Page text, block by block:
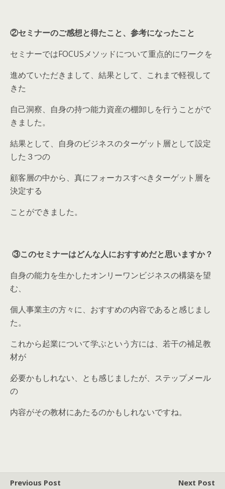
②セミナーのご感想と得たこと、参考になったこと
セミナーではFOCUSメソッドについて重点的にワークを
進めていただきまして、結果として、これまで軽視して
きた
自己洞察、自身の持つ能力資産の棚卸しを行うことがで
きました。
結果として、自身のビジネスのターゲット層として設定
した３つの
顧客層の中から、真にフォーカスすべきターゲット層を
決定する
ことができました。
③このセミナーはどんな人におすすめだと思いますか？
自身の能力を生かしたオンリーワンビジネスの構築を望
む、
個人事業主の方々に、おすすめの内容であると感じまし
た。
これから起業について学ぶという方には、若干の補足教
材が
必要かもしれない、とも感じましたが、ステップメール
の
内容がその教材にあたるのかもしれないですね。
Previous Post Next Post